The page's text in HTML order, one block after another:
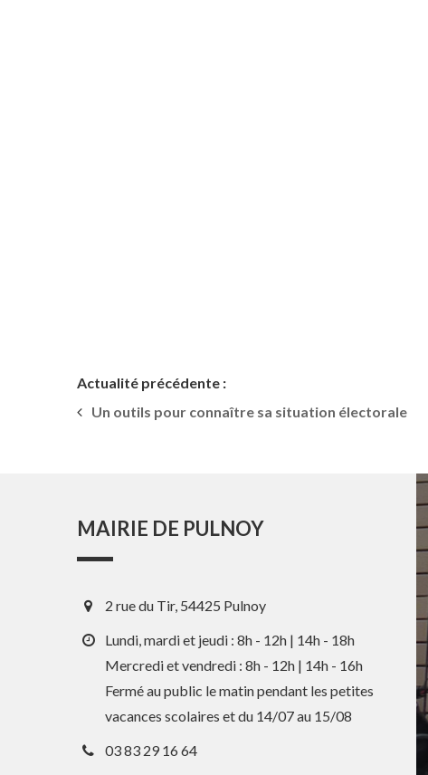
Actualité précédente :
Un outils pour connaître sa situation électorale
MAIRIE DE PULNOY
2 rue du Tir, 54425 Pulnoy
Lundi, mardi et jeudi : 8h - 12h | 14h - 18h
Mercredi et vendredi : 8h - 12h | 14h - 16h
Fermé au public le matin pendant les petites
vacances scolaires et du 14/07 au 15/08
03 83 29 16 64